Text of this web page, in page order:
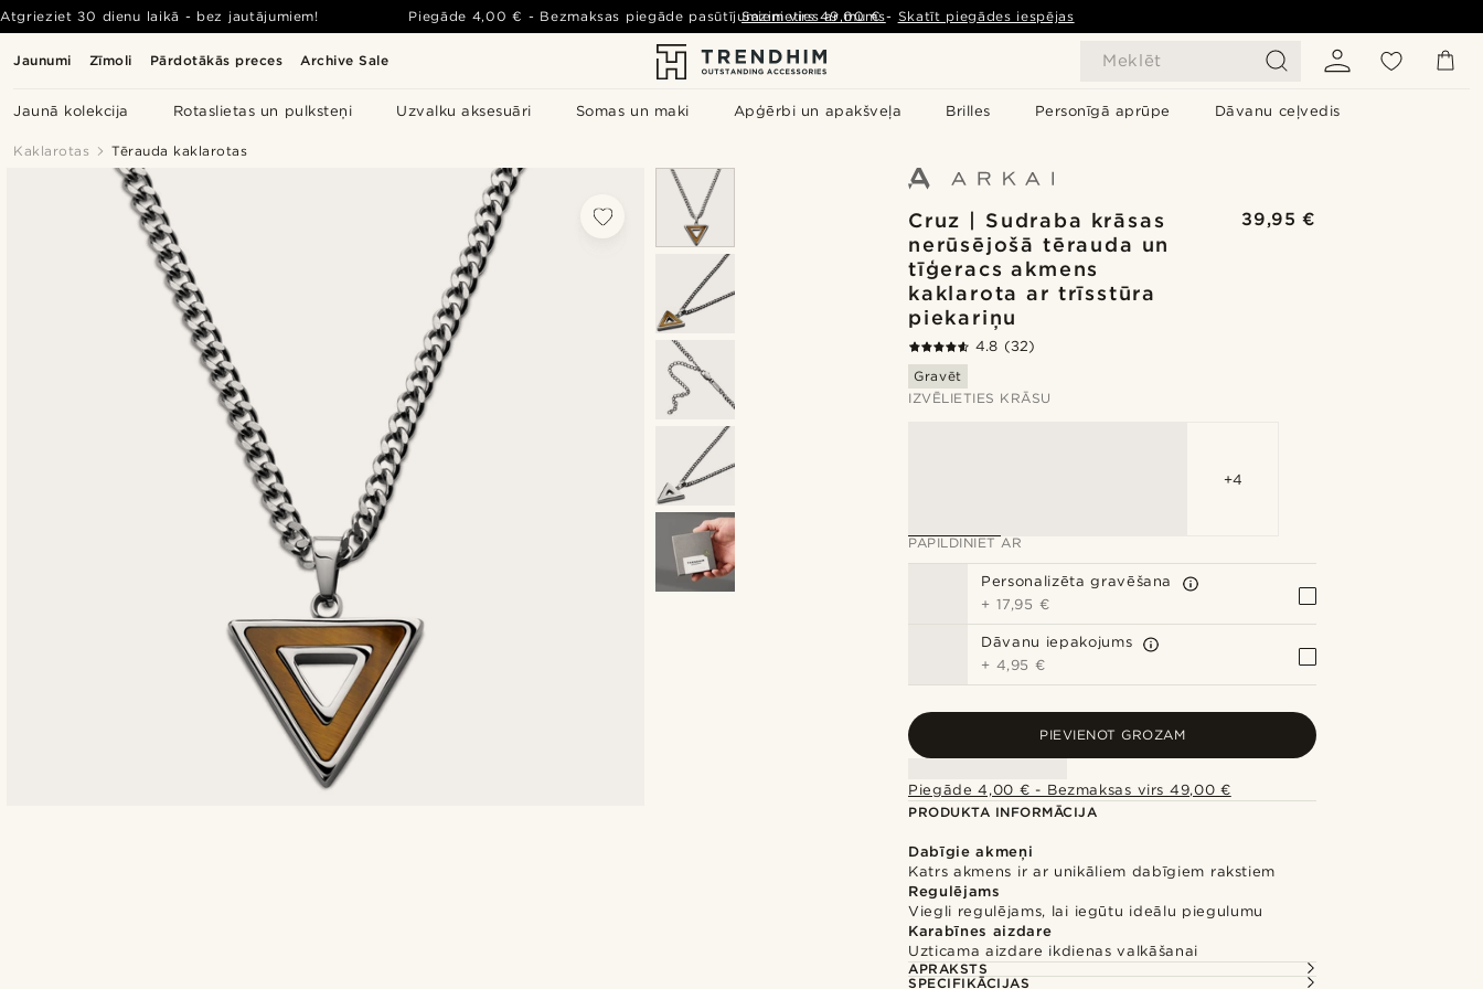
Jaunumi Zīmoli Pārdotākās preces Archive Sale Meklēt
Jaunā kolekcija Rotaslietas un pulksteņi Uzvalku aksesuāri Somas un maki Apģērbi un apakšveļa Brilles Personīgā aprūpe Dāvanu ceļvedis
Atgrieziet 30 dienu laikā - bez jautājumiem! Piegāde 4,00 € - Bezmaksas piegāde pasūtījumiem virs49,00 € - Skatīt piegādes iespējas
Sazinieties ar mums
Kaklarotas Tērauda kaklarotas
Cruz | Sudraba krāsas
nerūsējošā tērauda un
tīģeracs akmens
kaklarota ar trīsstūra
piekariņu
39,95 €
4.8 (32)
Gravēt
IZVĒLIETIES KRĀSU
+4
PAPILDINIET AR
Personalizēta gravēšana
+ 17,95 €
Dāvanu iepakojums
+ 4,95 €
PIEVIENOT GROZAM
Piegāde 4,00 € - Bezmaksas virs 49,00 €
PRODUKTA INFORMĀCIJA
Dabīgie akmeņi
Katrs akmens ir ar unikāliem dabīgiem rakstiem
Regulējams
Viegli regulējams, lai iegūtu ideālu piegulumu
Karabīnes aizdare
Uzticama aizdare ikdienas valkāšanai
APRAKSTS
SPECIFIKĀCIJAS